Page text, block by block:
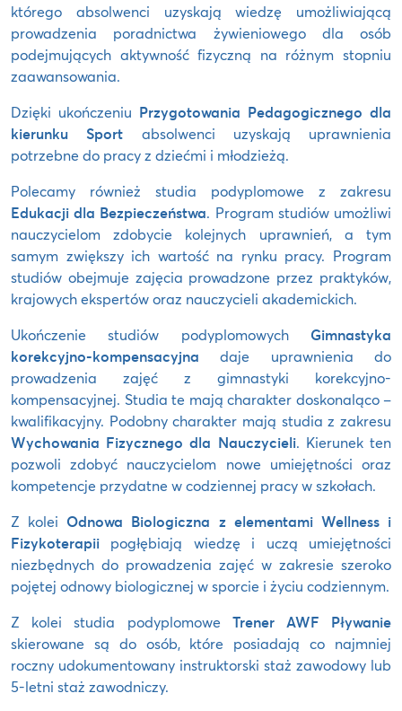
którego absolwenci uzyskają wiedzę umożliwiającą
prowadzenia poradnictwa żywieniowego dla osób
podejmujących aktywność fizyczną na różnym stopniu
zaawansowania.
Dzięki ukończeniu Przygotowania Pedagogicznego dla
kierunku Sport absolwenci uzyskają uprawnienia
potrzebne do pracy z dziećmi i młodzieżą.
Polecamy również studia podyplomowe z zakresu
Edukacji dla Bezpieczeństwa. Program studiów umożliwi
nauczycielom zdobycie kolejnych uprawnień, a tym
samym zwiększy ich wartość na rynku pracy. Program
studiów obejmuje zajęcia prowadzone przez praktyków,
krajowych ekspertów oraz nauczycieli akademickich.
Ukończenie studiów podyplomowych Gimnastyka
korekcyjno-kompensacyjnadaje uprawnienia do
prowadzenia zajęć z gimnastyki korekcyjno-
kompensacyjnej. Studia te mają charakter doskonaląco –
kwalifikacyjny. Podobny charakter mają studia z zakresu
Wychowania Fizycznego dla Nauczycieli. Kierunek ten
pozwoli zdobyć nauczycielom nowe umiejętności oraz
kompetencje przydatne w codziennej pracy w szkołach.
Z kolei Odnowa Biologiczna z elementami Wellness i
Fizykoterapii pogłębiają wiedzę i uczą umiejętności
niezbędnych do prowadzenia zajęć w zakresie szeroko
pojętej odnowy biologicznej w sporcie i życiu codziennym.
Z kolei studia podyplomowe Trener AWF Pływanie
skierowane są do osób, które posiadają co najmniej
roczny udokumentowany instruktorski staż zawodowy lub
5-letni staż zawodniczy.